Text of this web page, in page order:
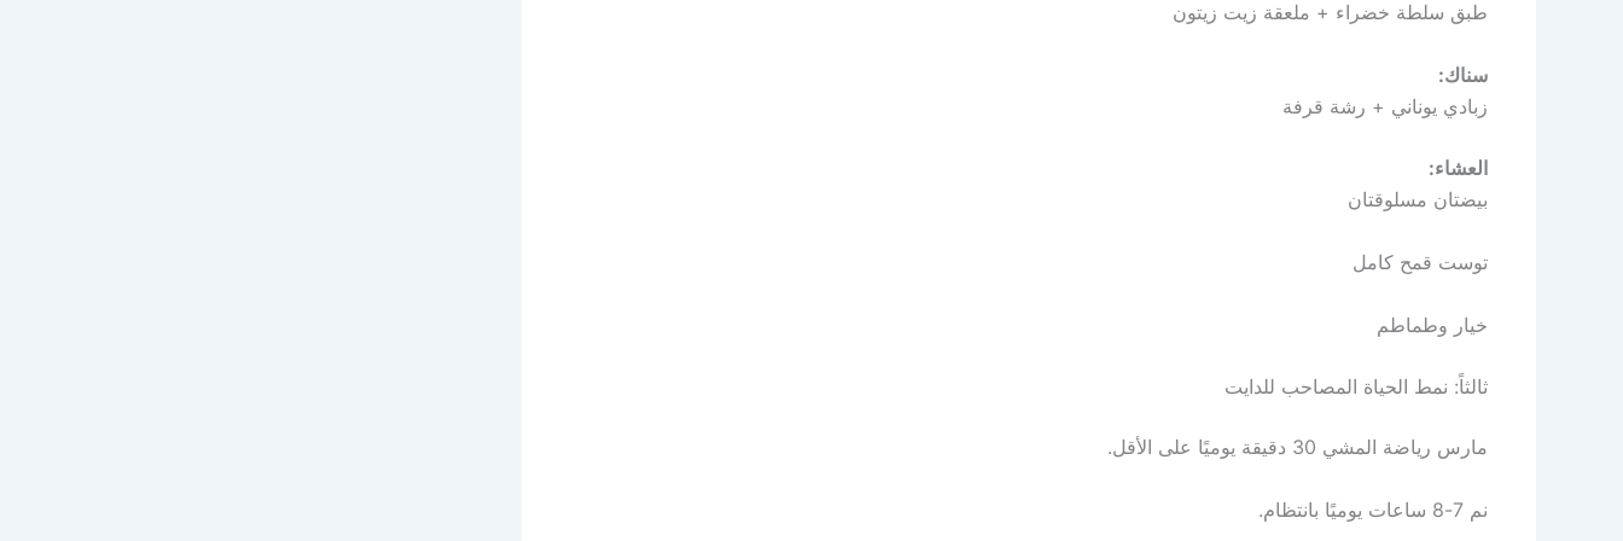
طبق سلطة خضراء + ملعقة زيت زيتون
سناك:
زبادي يوناني + رشة قرفة
العشاء:
بيضتان مسلوقتان
توست قمح كامل
خيار وطماطم
ثالثاً: نمط الحياة المصاحب للدايت
مارس رياضة المشي 30 دقيقة يوميًا على الأقل.
نم 7-8 ساعات يوميًا بانتظام.